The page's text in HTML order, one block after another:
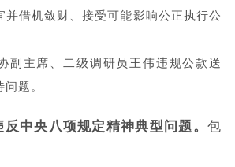
并借机敛财、接受可能影响公正执行公
副主席、二级调研员王伟违规公款送
题。
中央八项规定精神典型问题。 包